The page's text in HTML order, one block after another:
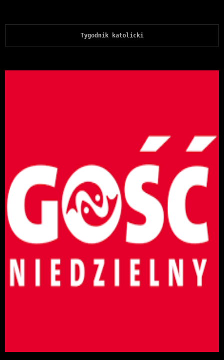
Tygodnik katolicki